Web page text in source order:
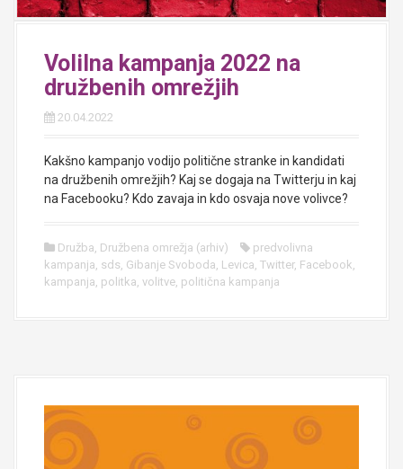
Volilna kampanja 2022 na
družbenih omrežjih
20.04.2022
Kakšno kampanjo vodijo politične stranke in kandidati
na družbenih omrežjih? Kaj se dogaja na Twitterju in kaj
na Facebooku? Kdo zavaja in kdo osvaja nove volivce?
Družba Družbena omrežja (arhiv)
predvolivna
kampanja sds Gibanje Svoboda Levica Twitter, Facebook
kampanja politka volitve politična kampanja